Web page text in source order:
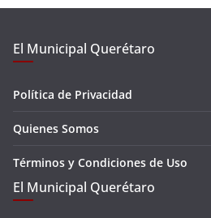
El Municipal Querétaro
Política de Privacidad
Quienes Somos
Términos y Condiciones de Uso
El Municipal Querétaro